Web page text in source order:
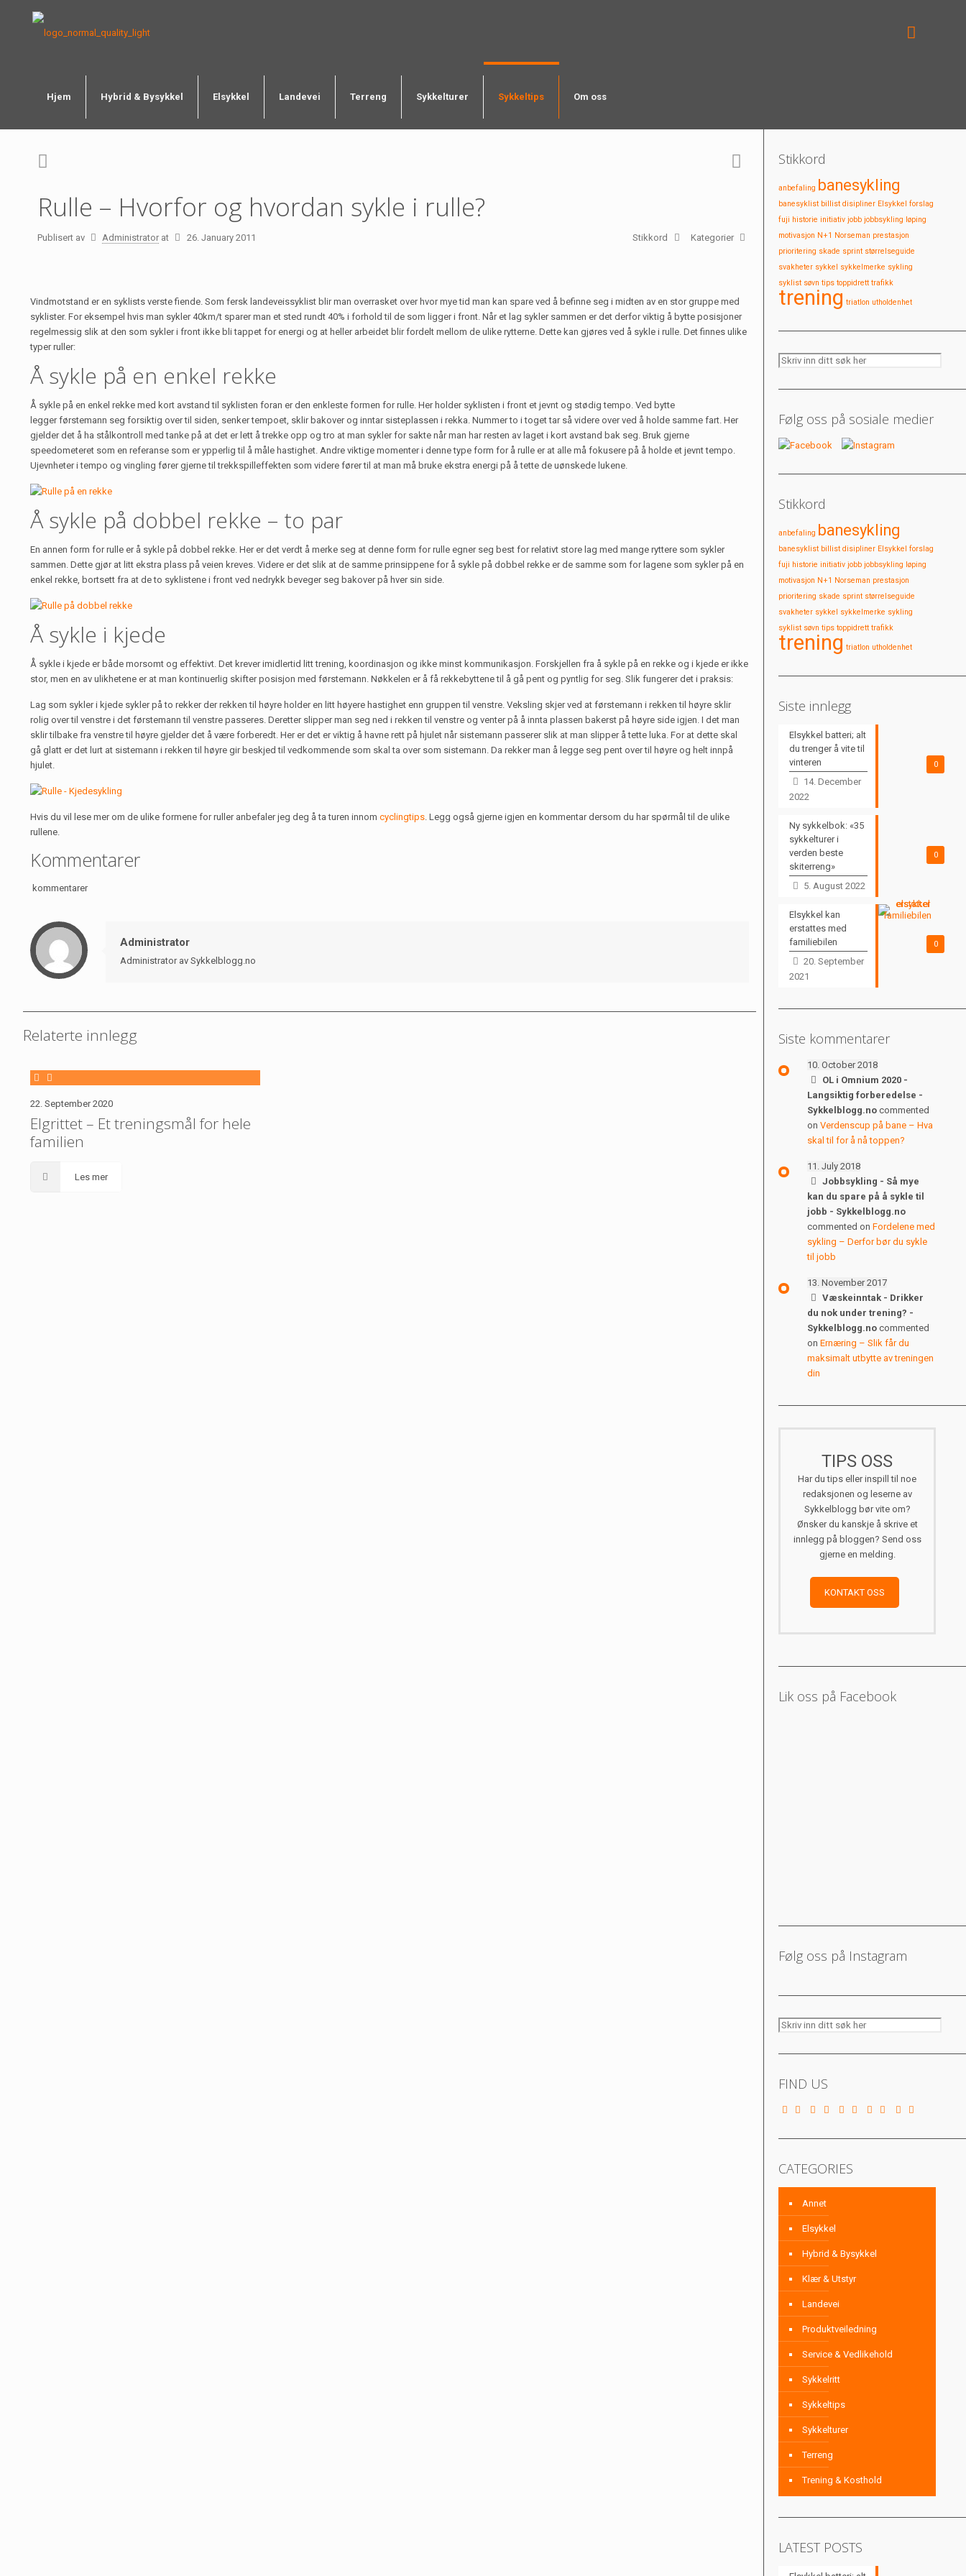
Hjem Hybrid & Bysykkel Elsykkel Landevei Terreng Sykkelturer Sykkeltips Om oss
Rulle – Hvorfor og hvordan sykle i rulle?
Publisert av Administrator at 26. January 2011 Kategorier
Stikkord
Vindmotstand er en syklists verste fiende. Som fersk landeveissyklist blir man overrasket over hvor mye tid man kan spare ved å befinne seg i midten av en stor gruppe med
syklister. For eksempel hvis man sykler 40km/t sparer man et sted rundt 40% i forhold til de som ligger i front. Når et lag sykler sammen er det derfor viktig å bytte posisjoner
regelmessig slik at den som sykler i front ikke bli tappet for energi og at heller arbeidet blir fordelt mellom de ulike rytterne. Dette kan gjøres ved å sykle i rulle. Det finnes ulike
typer ruller:
Å sykle på en enkel rekke
Å sykle på en enkel rekke med kort avstand til syklisten foran er den enkleste formen for rulle. Her holder syklisten i front et jevnt og stødig tempo. Ved bytte
legger førstemann seg forsiktig over til siden, senker tempoet, sklir bakover og inntar sisteplassen i rekka. Nummer to i toget tar så videre over ved å holde samme fart. Her
gjelder det å ha stålkontroll med tanke på at det er lett å trekke opp og tro at man sykler for sakte når man har resten av laget i kort avstand bak seg. Bruk gjerne
speedometeret som en referanse som er ypperlig til å måle hastighet. Andre viktige momenter i denne type form for å rulle er at alle må fokusere på å holde et jevnt tempo.
Ujevnheter i tempo og vingling fører gjerne til trekkspilleffekten som videre fører til at man må bruke ekstra energi på å tette de uønskede lukene.
Å sykle på dobbel rekke – to par
En annen form for rulle er å sykle på dobbel rekke. Her er det verdt å merke seg at denne form for rulle egner seg best for relativt store lag med mange ryttere som sykler
sammen. Dette gjør at litt ekstra plass på veien kreves. Videre er det slik at de samme prinsippene for å sykle på dobbel rekke er de samme som for lagene som sykler på en
enkel rekke, bortsett fra at de to syklistene i front ved nedrykk beveger seg bakover på hver sin side.
Å sykle i kjede
Å sykle i kjede er både morsomt og effektivt. Det krever imidlertid litt trening, koordinasjon og ikke minst kommunikasjon. Forskjellen fra å sykle på en rekke og i kjede er ikke
stor, men en av ulikhetene er at man kontinuerlig skifter posisjon med førstemann. Nøkkelen er å få rekkebyttene til å gå pent og pyntlig for seg. Slik fungerer det i praksis:
Lag som sykler i kjede sykler på to rekker der rekken til høyre holder en litt høyere hastighet enn gruppen til venstre. Veksling skjer ved at førstemann i rekken til høyre sklir
rolig over til venstre i det førstemann til venstre passeres. Deretter slipper man seg ned i rekken til venstre og venter på å innta plassen bakerst på høyre side igjen. I det man
sklir tilbake fra venstre til høyre gjelder det å være forberedt. Her er det er viktig å havne rett på hjulet når sistemann passerer slik at man slipper å tette luka. For at dette skal
gå glatt er det lurt at sistemann i rekken til høyre gir beskjed til vedkommende som skal ta over som sistemann. Da rekker man å legge seg pent over til høyre og helt innpå
hjulet.
Hvis du vil lese mer om de ulike formene for ruller anbefaler jeg deg å ta turen innomcyclingtips. Legg også gjerne igjen en kommentar dersom du har spørmål til de ulike
rullene.
Kommentarer
kommentarer
Administrator
Administrator av Sykkelblogg.no
Relaterte innlegg
22. September 2020
Elgrittet – Et treningsmål for hele
familien
Les mer
Stikkord
anbefaling banesykling
banesyklist billist disipliner Elsykkel forslag
fuji historie initiativ jobb jobbsykling løping
motivasjon N+1 Norseman prestasjon
prioritering skade sprint størrelseguide
svakheter sykkel sykkelmerke sykling
syklist søvn tips toppidrett trafikk
trening triatlon utholdenhet
Følg oss på sosiale medier
Stikkord
anbefaling banesykling
banesyklist billist disipliner Elsykkel forslag
fuji historie initiativ jobb jobbsykling løping
motivasjon N+1 Norseman prestasjon
prioritering skade sprint størrelseguide
svakheter sykkel sykkelmerke sykling
syklist søvn tips toppidrett trafikk
trening triatlon utholdenhet
Siste innlegg
0
Elsykkel batteri; alt
du trenger å vite til
vinteren
14. December
2022
0
Ny sykkelbok: «35
sykkelturer i
verden beste
skiterreng»
5. August 2022
0
Elsykkel kan
erstattes med
familiebilen
20. September
2021
Siste kommentarer
10. October 2018
OL i Omnium 2020 -
Langsiktig forberedelse -
Sykkelblogg.no commented
on Verdenscup på bane – Hva
skal til for å nå toppen?
11. July 2018
Jobbsykling - Så mye
kan du spare på å sykle til
jobb - Sykkelblogg.no
commented on Fordelene med
sykling – Derfor bør du sykle
til jobb
13. November 2017
Væskeinntak - Drikker
du nok under trening? -
Sykkelblogg.no commented
on Ernæring – Slik får du
maksimalt utbytte av treningen
din
TIPS OSS
Har du tips eller inspill til noe
redaksjonen og leserne av
Sykkelblogg bør vite om?
Ønsker du kanskje å skrive et
innlegg på bloggen? Send oss
gjerne en melding.
KONTAKT OSS
Lik oss på Facebook
Følg oss på Instagram
FIND US
CATEGORIES
Annet
Elsykkel
Hybrid & Bysykkel
Klær & Utstyr
Landevei
Produktveiledning
Service & Vedlikehold
Sykkelritt
Sykkeltips
Sykkelturer
Terreng
Trening & Kosthold
LATEST POSTS